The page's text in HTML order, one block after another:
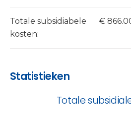
Totale subsidiabele
kosten:
€
Statistieken
Totale